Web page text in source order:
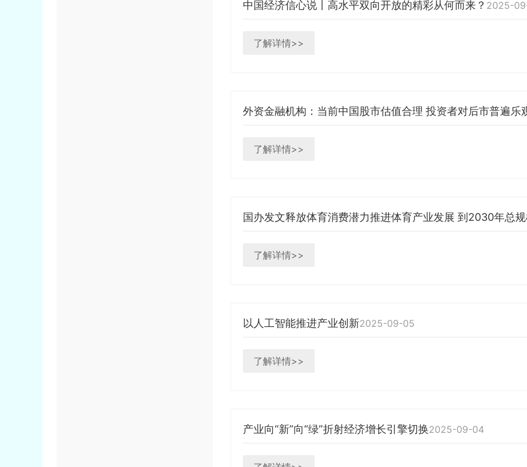
中国经济信心说丨高水平双向开放的精彩从何而来？ 2025-
了解详情>>
外资金融机构：当前中国股市估值合理 投资者对后市普遍乐
了解详情>>
国办发文释放体育消费潜力推进体育产业发展 到2030年总
了解详情>>
以人工智能推进产业创新2025-09-05
了解详情>>
产业向“新”向“绿”折射经济增长引擎切换2025-09-04